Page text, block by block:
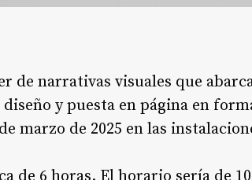
de narrativas visuales que
y puesta en página en
marzo de 2025 en las